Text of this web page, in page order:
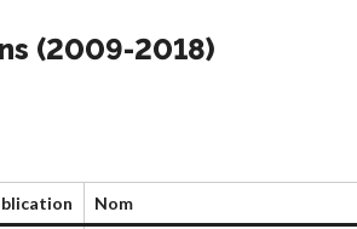
d’arbitrage
Adhésion –
(2009-2018)
Nom